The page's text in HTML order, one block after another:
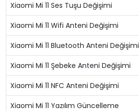
Xiaomi Mi 11 Ses Tuşu Değişimi
Xiaomi Mi 11 Wifi Anteni Değişimi
Xiaomi Mi 11 Bluetooth Anteni Değişimi
Xiaomi Mi 11 Şebeke Anteni Değişimi
Xiaomi Mi 11 NFC Anteni Değişimi
Xiaomi Mi 11 Yazılım Güncelleme